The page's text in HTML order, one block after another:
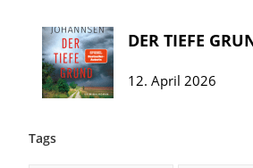
DER TIEFE
12. April 2026
Tags